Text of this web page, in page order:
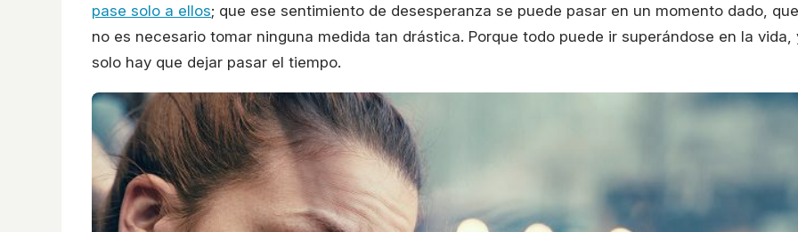
pase solo a ellos; que ese sentimiento de desesperanza se puede pasar en un momento dado, que
no es necesario tomar ninguna medida tan drástica. Porque todo puede ir superándose en la vida,
solo hay que dejar pasar el tiempo.